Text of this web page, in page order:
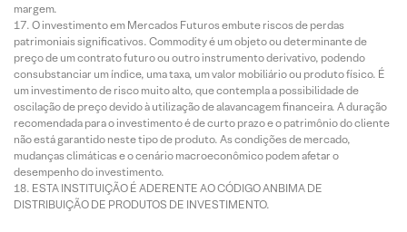
margem.
O investimento em Mercados Futuros embute riscos de perdas
patrimoniais significativos. Commodity é um objeto ou determinante de
preço de um contrato futuro ou outro instrumento derivativo, podendo
consubstanciar um índice, uma taxa, um valor mobiliário ou produto físico. É
um investimento de risco muito alto, que contempla a possibilidade de
oscilação de preço devido à utilização de alavancagem financeira. A duração
recomendada para o investimento é de curto prazo e o patrimônio do cliente
não está garantido neste tipo de produto. As condições de mercado,
mudanças climáticas e o cenário macroeconômico podem afetar o
desempenho do investimento.
ESTA INSTITUIÇÃO É ADERENTE AO CÓDIGO ANBIMA DE
DISTRIBUIÇÃO DE PRODUTOS DE INVESTIMENTO.